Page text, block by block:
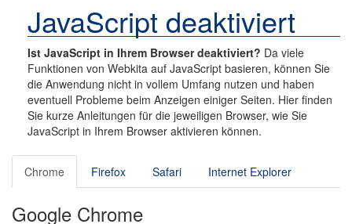
JavaScript deaktiviert
Ist JavaScript in Ihrem Browser deaktiviert? Da viele
Funktionen von Webkita auf JavaScript basieren, können Sie
die Anwendung nicht in vollem Umfang nutzen und haben
eventuell Probleme beim Anzeigen einiger Seiten. Hier finden
Sie kurze Anleitungen für die jeweiligen Browser, wie Sie
JavaScript in Ihrem Browser aktivieren können.
i
g
a
t
i
o
Chrome Firefox Safari Internet Explorer
Google Chrome